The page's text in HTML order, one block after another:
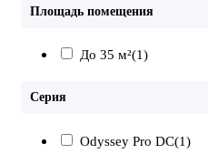
Площадь помещения
До 35 м²(1)
Серия
Odyssey Pro DC(1)